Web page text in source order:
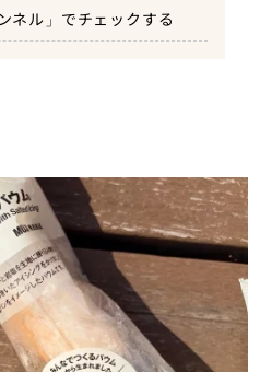
ネル」でチェックする